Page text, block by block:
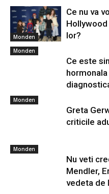
Monden
Ce nu va
lor?
Monden
Ce este
Monden
Greta
criticile
Monden
Nu veti
Mendler,
vedeta de